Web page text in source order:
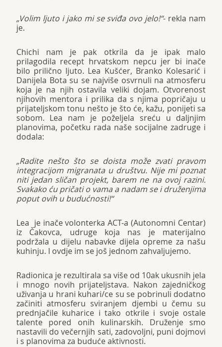
„Volim ljuto i jako mi se sviđa ovo jelo!“- rekla nam
je.
Chichi nam je pak otkrila da je ipak malo
prilagodila recept hrvatskom nepcu jer bi inače
bilo prilično ljuto. Lea Kušćer, Branko Kolesarić i
Danijela Bota su se najviše osvrnuli na atmosferu
koja je na njih ostavila veliki dojam. Otvorenost
njihovih mentora i prilika da s njima popričaju u
prijateljskom tonu nešto je što će, kažu, ponijeti sa
sobom. Lea nam je poželjela sreću u daljnjim
planovima, početku rada naše socijalne zadruge i
dodala:
„Radite nešto što se doista može zvati pravom
integracijom migranata u društvu. Nije mi poznat
niti jedan sličan projekt, barem ne na ovoj razini.
Svakako ću pričati o vama a nadam se i druženjima
poput ovih u budućnosti!“
Lea je inače volonterka ACT-a (Autonomni Centar)
iz Čakovca, udruge koja nas je materijalno
podržala u dijelu nabavke dijela opreme za našu
kuhinju. I ovdje im se još jednom zahvaljujemo.
Radionica je rezultirala sa više od 10ak ukusnih jela
i mnogo novih prijateljstava. Nakon zajedničkog
uživanja u hrani kuhari/ce su se pobrinuli dodatno
začiniti atmosferu sviranjem djembi u čemu su
prednjačile kuharice i tako otkrile i svoje ostale
talente pored onih kulinarskih. Druženje smo
nastavili do večernjih sati, zadovoljni, puni dojmovi
i s planovima za buduće aktivnosti.